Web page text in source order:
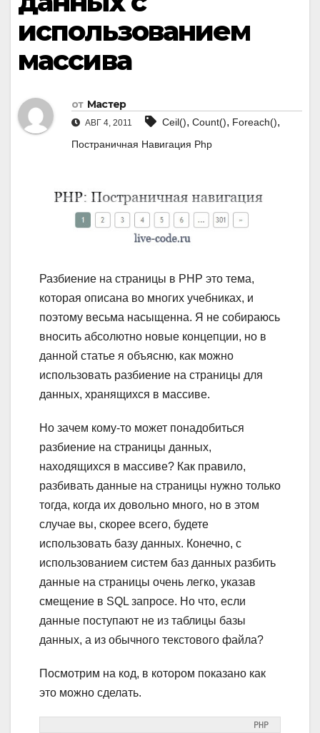
использованием
массива
от Мастер
АВГ 4, 2011 Ceil(), Count(), Foreach(),
Постраничная Навигация Php
Разбиение на страницы в PHP это тема,
которая описана во многих учебниках, и
поэтому весьма насыщенна. Я не собираюсь
вносить абсолютно новые концепции, но в
данной статье я объясню, как можно
использовать разбиение на страницы для
данных, хранящихся в массиве.
Но зачем кому-то может понадобиться
разбиение на страницы данных,
находящихся в массиве? Как правило,
разбивать данные на страницы нужно только
тогда, когда их довольно много, но в этом
случае вы, скорее всего, будете
использовать базу данных. Конечно, с
использованием систем баз данных разбить
данные на страницы очень легко, указав
смещение в SQL запросе. Но что, если
данные поступают не из таблицы базы
данных, а из обычного текстового файла?
Посмотрим на код, в котором показано как
это можно сделать.
PHP